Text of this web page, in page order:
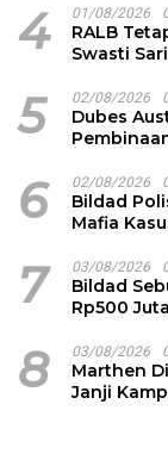
4 01/08/2026
RALB
Swasti
5 02/08/2026
Dubes
6 02/08/2026
Bildad
Mafia
7 03/08/2026
Bildad
Rp500 Juta
8 03/08/2026
Marthen
Janji